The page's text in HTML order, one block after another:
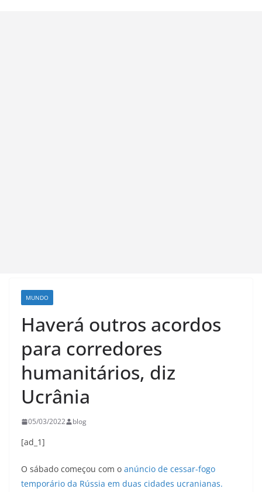
MUNDO
Haverá outros acordos
para corredores
humanitários, diz
Ucrânia
05/03/2022 blog
[ad_1]
O sábado começou com o anúncio de cessar-fogo
temporário da Rússia em duas cidades ucranianas.